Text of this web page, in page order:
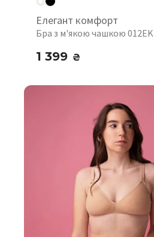
Елегант комфорт
Бра з м'якою чашкою 012EK
1 399 ₴